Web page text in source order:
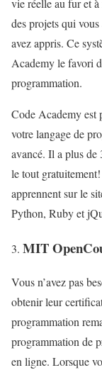
vie réelle au fur et
des projets qui
avez appris. Ce
Academy le favori
programmation.
Code Academy est
votre langage de
avancé. Il a plus de
le tout
apprennent sur le
Python, Ruby et
MIT
Vous n’avez pas
obtenir leur
programmation
programmation de
en ligne. Lorsque